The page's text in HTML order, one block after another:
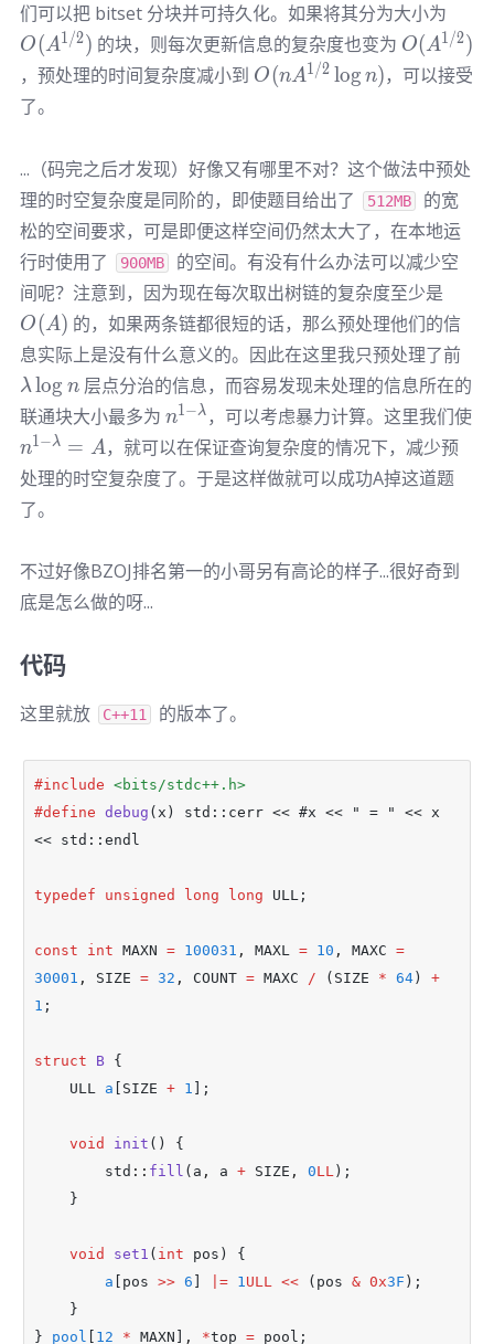
们可以把 bitset 分块并可持久化。如果将其分为大小为
O(A1/2 ) 的块，则每次更新信息的复杂度也变为 O(A^{1/
O(A1/2)
，预处理的时间复杂度减小到 O(nA^{1/2}
O(nA1/2 log n)，可以接受
了。
...（码完之后才发现）好像又有哪里不对？这个做法中预处
理的时空复杂度是同阶的，即使题目给出了
512MB
的宽
松的空间要求，可是即便这样空间仍然太大了，在本地运
行时使用了
900MB
的空间。有没有什么办法可以减少空
间呢？注意到，因为现在每次取出树链的复杂度至少是
O(A) 的，如果两条链都很短的话，那么预处理他们的信
息实际上是没有什么意义的。因此在这里我只预处理了前
n
λlog n层点分治的信息，而容易发现未处理的信息所在的
联通块大小最多为 n^{1-
\lambda}
n1−λ ，可以考虑暴力计算。这里我们使
n^{1-
\lambda}=A
n1−λ = A，就可以在保证查询复杂度的情况下，减少预
处理的时空复杂度了。于是这样做就可以成功A掉这道题
了。
不过好像BZOJ排名第一的小哥另有高论的样子...很好奇到
底是怎么做的呀...
代码
这里就放 C++11 的版本了。
#include <bits/stdc++.h>
#define debug (x) std::cerr << #x << " = " << x
<< std::endl
typedef unsigned long long ULL;
const int MAXN = 100031 , MAXL = 10 , MAXC =
30001 , SIZE = 32 , COUNT = MAXC / (SIZE * 64 ) +
1 ;
struct B {
    ULL
a [SIZE + 1 ];
void init () {
        std
:: fill (a , a + SIZE , 0LL );
    }
void set1 ( int pos) {
a [pos >> 6 |= 1ULL << (pos & 0x3F );
    }
} pool 12 * MAXN] , *top = pool;